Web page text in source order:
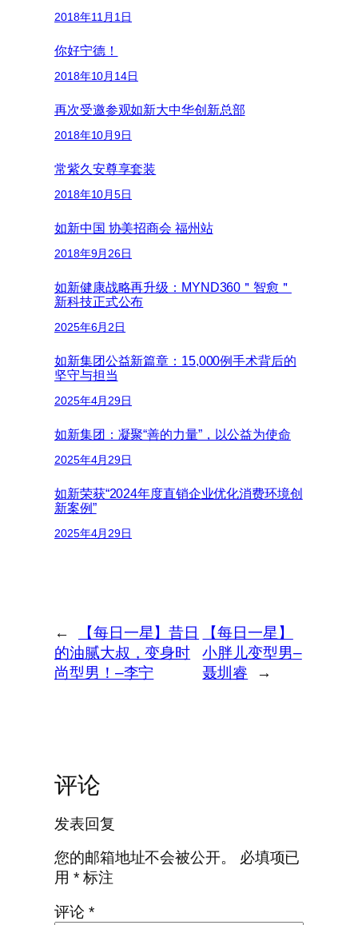
2018年11月1日
你好宁德！
2018年10月14日
再次受邀参观如新大中华创新总部
2018年10月9日
常紫久安尊享套装
2018年10月5日
如新中国 协美招商会 福州站
2018年9月26日
如新健康战略再升级：MYND360＂智愈＂
新科技正式公布
2025年6月2日
如新集团公益新篇章：15,000例手术背后的
坚守与担当
2025年4月29日
如新集团：凝聚“善的力量”，以公益为使命
2025年4月29日
如新荣获“2024年度直销企业优化消费环境创
新案例”
2025年4月29日
←
【每日一星】昔日
的油腻大叔，变身时
尚型男！–李宁
【每日一星】
小胖儿变型男–
聂圳睿
→
评论
发表回复
您的邮箱地址不会被公开。
必填项已
用 *标注
评论 *